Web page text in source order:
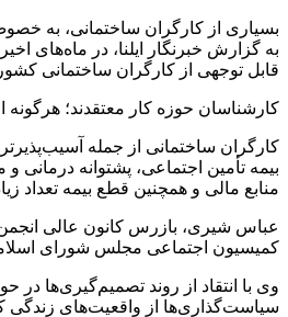
بسیاری از کارگران ساختمانی، به
به گزارش خبرنگار ایلنا، در
قابل توجهی از کارگران ساختمانی
کارشناسان حوزه کار معتقدند؛
کارگران ساختمانی از جمله
بیمه تأمین اجتماعی، پشتوانه
منابع مالی و همچنین قطع بیمه تعداد
عباس شیری، بازرس کانون عالی
کمیسیون اجتماعی مجلس شورای
وی با انتقاد از روند تصمیم‌گیری‌ها
سیاست‌گذاری‌ها از واقعیت‌های